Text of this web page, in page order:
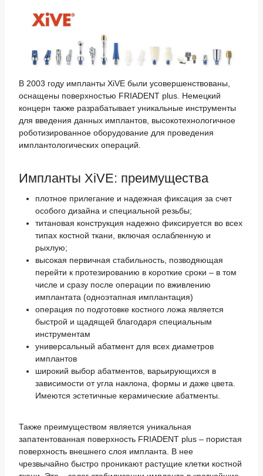
В 2003 году импланты XiVE были усовершенствованы,
оснащены поверхностью FRIADENT plus. Немецкий
концерн также разрабатывает уникальные инструменты
для введения данных имплантов, высокотехнологичное
роботизированное оборудование для проведения
имплантологических операций.
Импланты XiVE: преимущества
плотное прилегание и надежная фиксация за счет
особого дизайна и специальной резьбы;
титановая конструкция надежно фиксируется во всех
типах костной ткани, включая ослабленную и
рыхлую;
высокая первичная стабильность, позводяющая
перейти к протезированию в короткие сроки – в том
числе и сразу после операции по вживлению
имплантата (одноэтапная имплантация)
операция по подготовке костного ложа является
быстрой и щадящей благодаря специальным
инструментам
универсальный абатмент для всех диаметров
имплантов
широкий выбор абатментов, варьирующихся в
зависимости от угла наклона, формы и даже цвета.
Имеются эстетичные керамические абатменты.
Также преимуществом является уникальная
запатентованная поверхность FRIADENT plus – пористая
поверхность внешнего слоя импланта. В нее
чрезвычайно быстро проникают растущие клетки костной